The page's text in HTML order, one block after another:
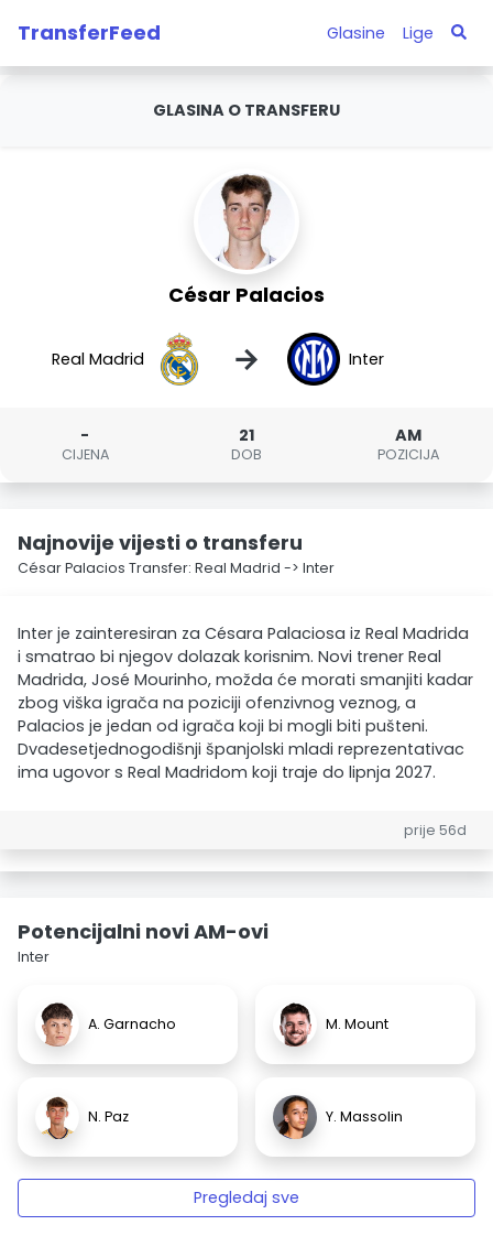
TransferFeed Glasine Lige
GLASINA O TRANSFERU
César Palacios
Real Madrid → Inter
-
CIJENA
21
DOB
AM
POZICIJA
Najnovije vijesti o transferu
César Palacios Transfer: Real Madrid -> Inter
Inter je zainteresiran za Césara Palaciosa iz Real Madrida
i smatrao bi njegov dolazak korisnim. Novi trener Real
Madrida, José Mourinho, možda će morati smanjiti kadar
zbog viška igrača na poziciji ofenzivnog veznog, a
Palacios je jedan od igrača koji bi mogli biti pušteni.
Dvadesetjednogodišnji španjolski mladi reprezentativac
ima ugovor s Real Madridom koji traje do lipnja 2027.
prije 56d
Potencijalni novi AM-ovi
Inter
A. Garnacho M. Mount
N. Paz Y. Massolin
Pregledaj sve